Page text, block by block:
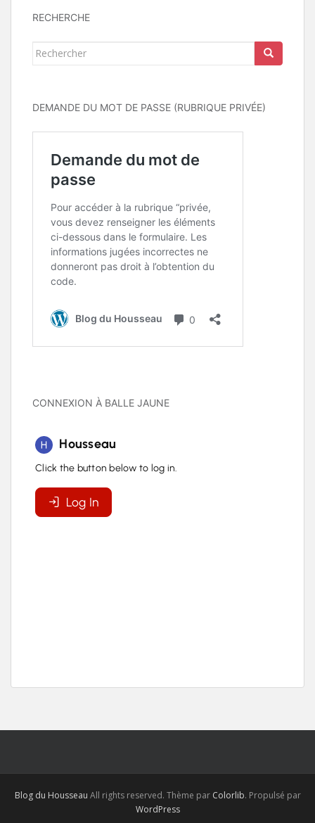
RECHERCHE
Rechercher...
DEMANDE DU MOT DE PASSE (RUBRIQUE PRIVÉE)
CONNEXION À BALLE JAUNE
Blog du Housseau All rights reserved. Thème par Colorlib. Propulsé par
WordPress